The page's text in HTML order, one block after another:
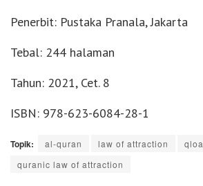
Penerbit: Pustaka Pranala, Jakarta
Tebal: 244 halaman
Tahun: 2021, Cet. 8
ISBN: 978-623-6084-28-1
Topik: al-quran law of attraction
qloa
quranic law of attraction